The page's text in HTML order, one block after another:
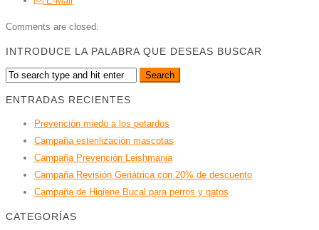
Comments are closed.
INTRODUCE LA PALABRA QUE DESEAS BUSCAR
ENTRADAS RECIENTES
Prevención miedo a los petardos
Campaña esterilización mascotas
Campaña Prevención Leishmania
Campaña Revisión Geriátrica con 20% de descuento
Campaña de Higiene Bucal para perros y gatos
CATEGORÍAS